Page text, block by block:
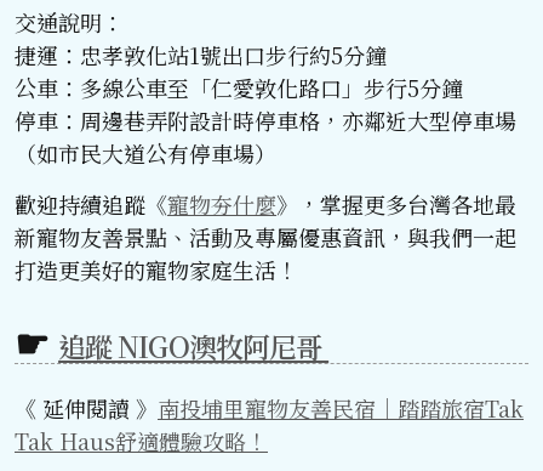
交通說明：
捷運：忠孝敦化站1號出口步行約5分鐘
公車：多線公車至「仁愛敦化路口」步行5分鐘
停車：周邊巷弄附設計時停車格，亦鄰近大型停車場
（如市民大道公有停車場）
歡迎持續追蹤《寵物夯什麼》，掌握更多台灣各地最
新寵物友善景點、活動及專屬優惠資訊，與我們一起
打造更美好的寵物家庭生活！
追蹤 NIGO澳牧阿尼哥
《 延伸閱讀 》 南投埔里寵物友善民宿｜踏踏旅宿Tak
Tak Haus舒適體驗攻略！